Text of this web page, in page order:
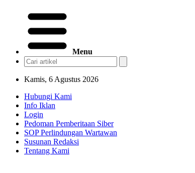
Menu
Kamis, 6 Agustus 2026
Hubungi Kami
Info Iklan
Login
Pedoman Pemberitaan Siber
SOP Perlindungan Wartawan
Susunan Redaksi
Tentang Kami